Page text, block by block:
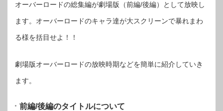
オーバーロードの総集編が劇場版（前編/後編）として放映し
ます。オーバーロードのキャラ達が大スクリーンで暴れまわ
る様を括目せよ！！
劇場版オーバーロードの放映時期などを簡単に紹介していき
ます。
前編/後編のタイトルについて